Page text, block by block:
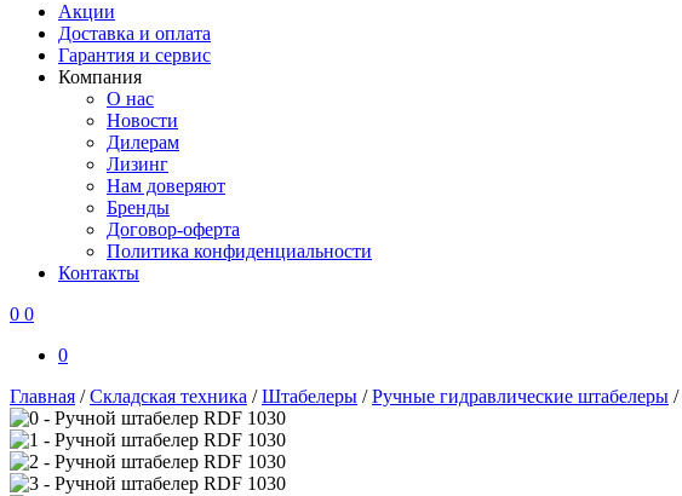
Акции
Доставка и оплата
Гарантия и сервис
Компания
О нас
Новости
Дилерам
Лизинг
Нам доверяют
Бренды
Договор-оферта
Политика конфиденциальности
Контакты
0 0
0
Главная /Складская техника /Штабелеры /Ручные гидравлические штабелеры /